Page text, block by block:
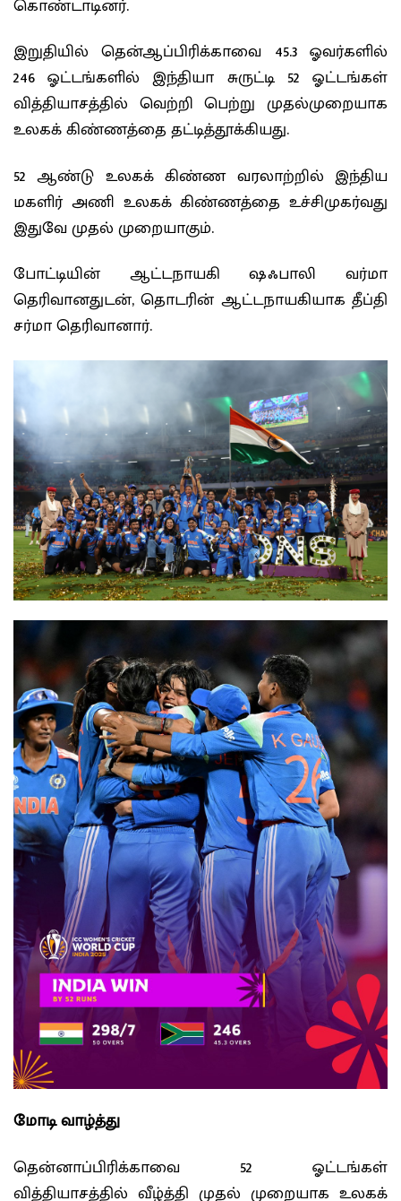
கொண்டாடினர்.
இறுதியில் தென்ஆப்பிரிக்காவை 45.3 ஓவர்களில்
246 ஓட்டங்களில் இந்தியா சுருட்டி 52 ஓட்டங்கள்
வித்தியாசத்தில் வெற்றி பெற்று முதல்முறையாக
உலகக் கிண்ணத்தை தட்டித்தூக்கியது.
52 ஆண்டு உலகக் கிண்ண வரலாற்றில் இந்திய
மகளிர் அணி உலகக் கிண்ணத்தை உச்சிமுகர்வது
இதுவே முதல் முறையாகும்.
போட்டியின் ஆட்டநாயகிஷஃபாலி வர்மா
தெரிவானதுடன், தொடரின் ஆட்டநாயகியாக தீப்தி
சர்மா தெரிவானார்.
மோடி வாழ்த்து
தென்னாப்பிரிக்காவை 52 ஓட்டங்கள்
வித்தியாசத்தில் வீழ்த்தி முதல் முறையாக உலகக்